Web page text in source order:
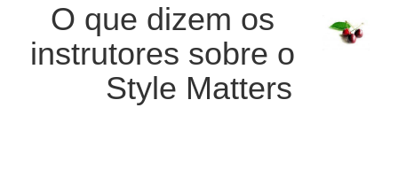
O que dizem os
instrutores sobre o
Style Matters